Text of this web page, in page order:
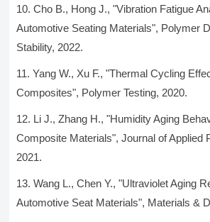
Cho B., Hong J., "Vibration Fatigue
Automotive Seating Materials", Polymer
Stability, 2022.
Yang W., Xu F., "Thermal Cycling
Composites", Polymer Testing, 2020.
Li J., Zhang H., "Humidity Aging
Composite Materials", Journal of Applied
2021.
Wang L., Chen Y., "Ultraviolet Aging
Automotive Seat Materials", Materials &